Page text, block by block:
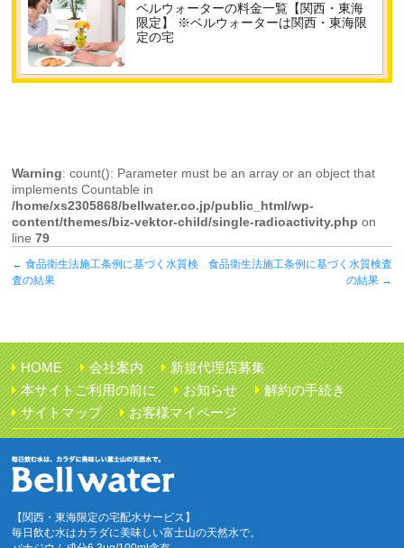
ベルウォーターの料金一覧【関西・東海
限定】 ※ベルウォーターは関西・東海限
定の宅
Warning: count(): Parameter must be an array or an object that
implements Countable in
/home/xs2305868/bellwater.co.jp/public_html/wp-
content/themes/biz-vektor-child/single-radioactivity.php on
line79
← 食品衛生法施工条例に基づく水質検
査の結果
食品衛生法施工条例に基づく水質検査
の結果 →
HOME 会社案内
新規代理店募集
本サイトご利用の前に
お知らせ
解約の手続き
サイトマップ
お客様マイページ
【関西・東海限定の宅配水サービス】
毎日飲む水はカラダに美味しい富士山の天然水で。